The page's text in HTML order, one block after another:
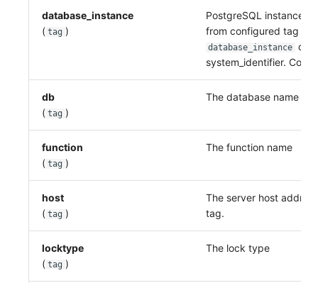
database_instance
( tag )
PostgreSQL instance
from configured tag
database_instance or
system_identifier.
db
( tag )
The database name
function
( tag )
The function name
host
( tag )
The server host
tag.
locktype
( tag )
The lock type